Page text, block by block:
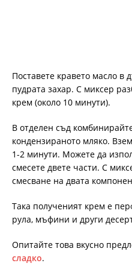
Поставете кравето масло в
пудрата захар. С миксер
крем (около 10 минути).
В отделен съд
кондензираното мляко.
1-2 минути. Можете да
смесете двете части. С
смесване на двата
Така полученият крем е
рула, мъфини и други
Опитайте това вкусно
сладко.